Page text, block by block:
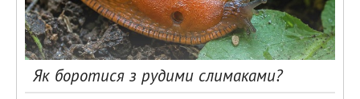
Як боротися з рудими слимаками?